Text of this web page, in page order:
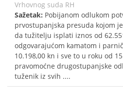
Vrhovnog suda RH
Sažetak: Pobijanom odlukom
prvostupanjska presuda kojom
da tužitelju isplati iznos od
odgovarajućom kamatom i
10.198,00 kn i sve to u roku od
pravomoćne drugostupanjske
tuženik iz svih ....